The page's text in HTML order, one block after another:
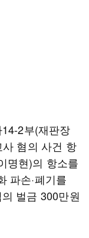
2부(재판장
혐의 사건 항
명현)의 항소를
파손·폐기를
벌금 300만원